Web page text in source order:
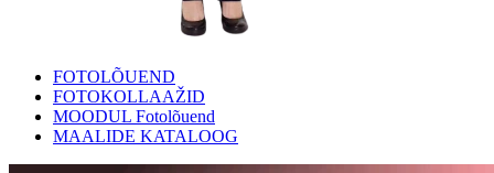
FOTOLÕUEND
FOTOKOLLAAŽID
MOODUL Fotolõuend
MAALIDE KATALOOG